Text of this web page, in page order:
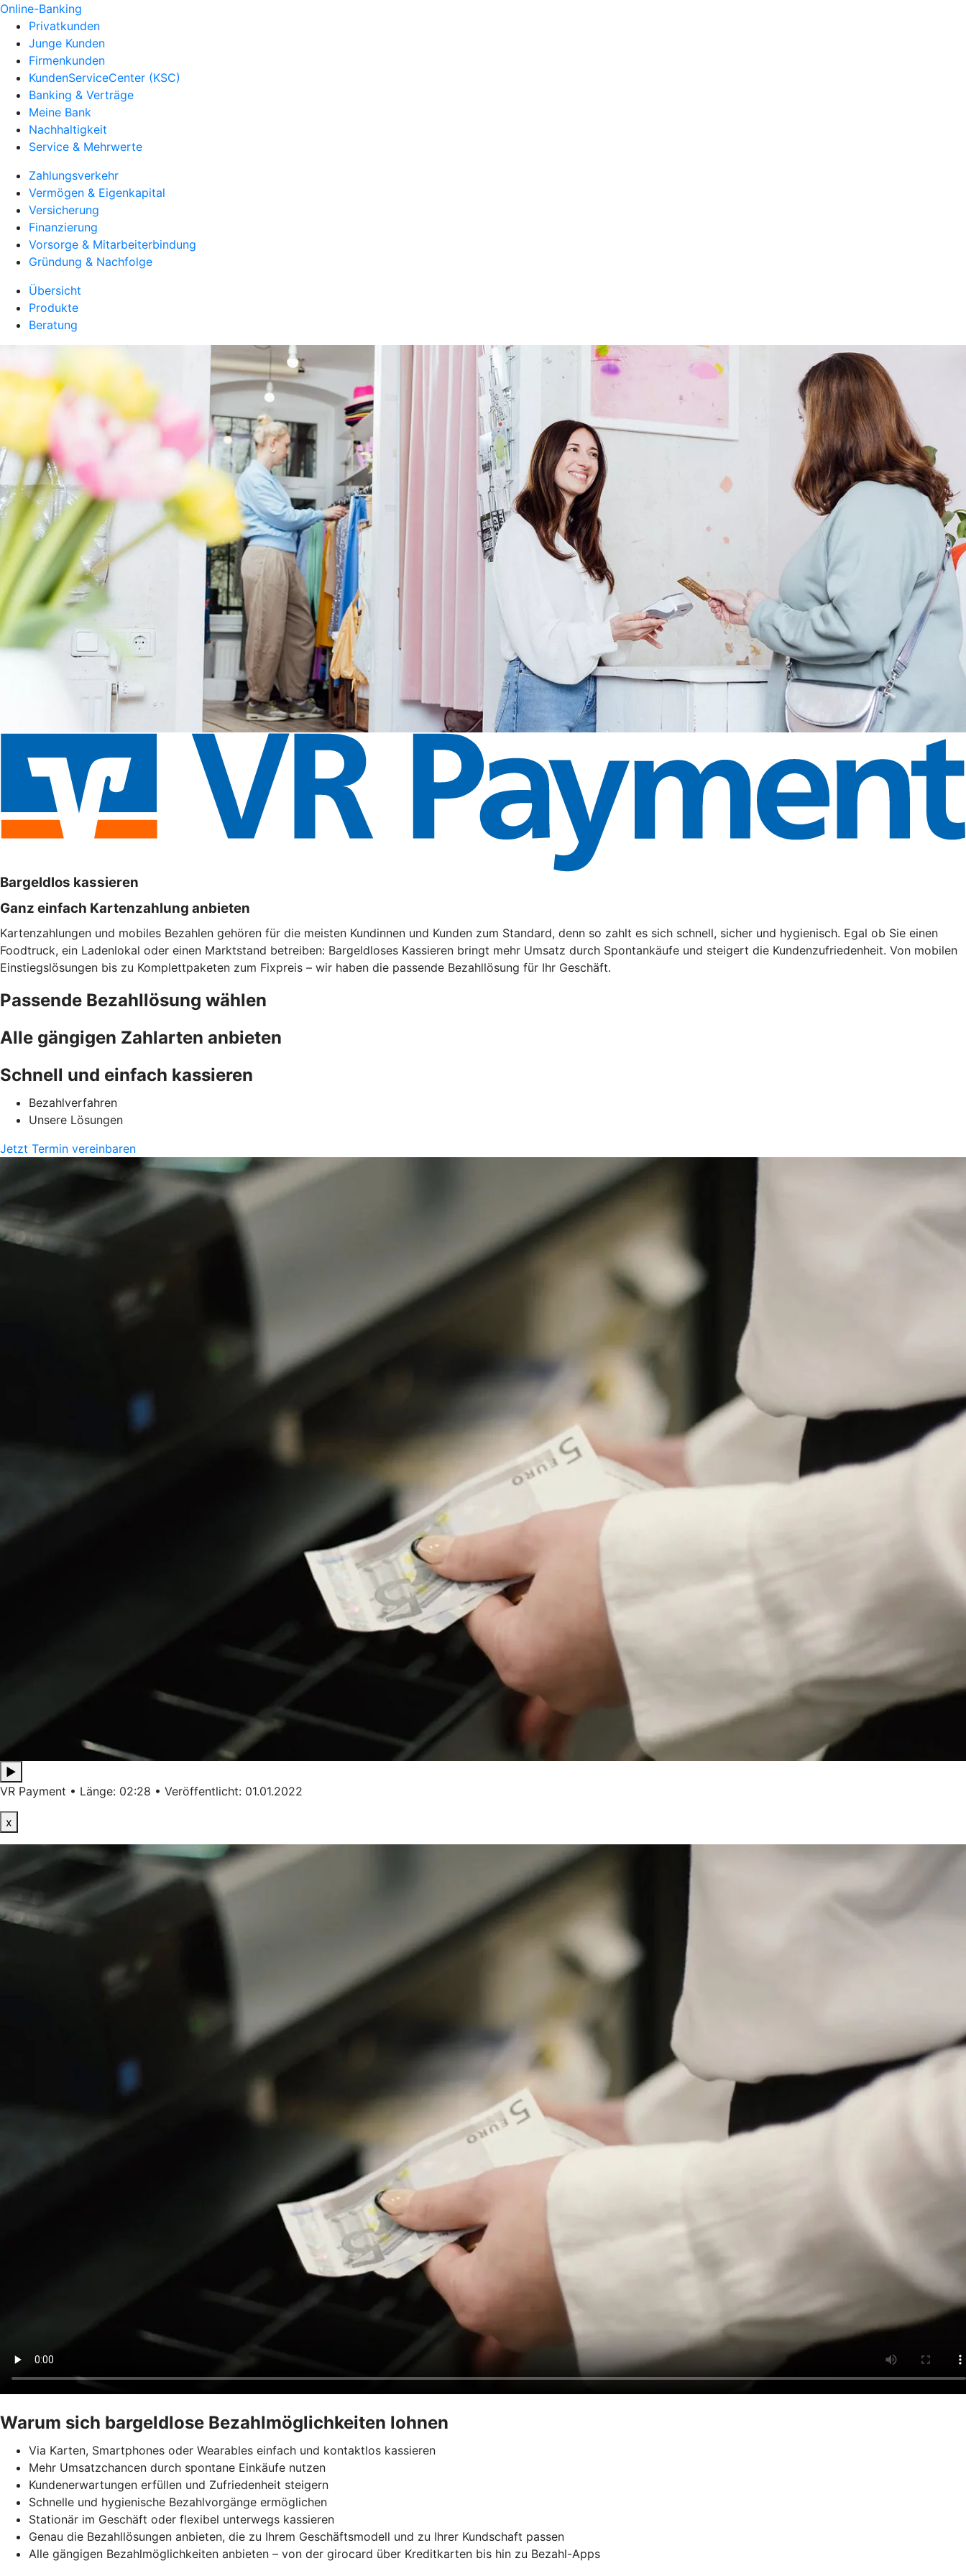
Online-Banking
Privatkunden
Junge Kunden
Firmenkunden
KundenServiceCenter (KSC)
Banking & Verträge
Meine Bank
Nachhaltigkeit
Service & Mehrwerte
Zahlungsverkehr
Vermögen & Eigenkapital
Versicherung
Finanzierung
Vorsorge & Mitarbeiterbindung
Gründung & Nachfolge
Übersicht
Produkte
Beratung
Bargeldlos kassieren
Ganz einfach Kartenzahlung anbieten
Kartenzahlungen und mobiles Bezahlen gehören für die meisten Kundinnen und Kunden zum Standard, denn so zahlt es sich schnell, sicher und hygienisch. Egal ob Sie einen
Foodtruck, ein Ladenlokal oder einen Marktstand betreiben: Bargeldloses Kassieren bringt mehr Umsatz durch Spontankäufe und steigert die Kundenzufriedenheit. Von mobilen
Einstiegslösungen bis zu Komplettpaketen zum Fixpreis – wir haben die passende Bezahllösung für Ihr Geschäft.
Passende Bezahllösung wählen
Alle gängigen Zahlarten anbieten
Schnell und einfach kassieren
Bezahlverfahren
Unsere Lösungen
Jetzt Termin vereinbaren
▶
VR Payment • Länge: 02:28 • Veröffentlicht: 01.01.2022
x
Warum sich bargeldlose Bezahlmöglichkeiten lohnen
Via Karten, Smartphones oder Wearables einfach und kontaktlos kassieren
Mehr Umsatzchancen durch spontane Einkäufe nutzen
Kundenerwartungen erfüllen und Zufriedenheit steigern
Schnelle und hygienische Bezahlvorgänge ermöglichen
Stationär im Geschäft oder flexibel unterwegs kassieren
Genau die Bezahllösungen anbieten, die zu Ihrem Geschäftsmodell und zu Ihrer Kundschaft passen
Alle gängigen Bezahlmöglichkeiten anbieten – von der girocard über Kreditkarten bis hin zu Bezahl-Apps